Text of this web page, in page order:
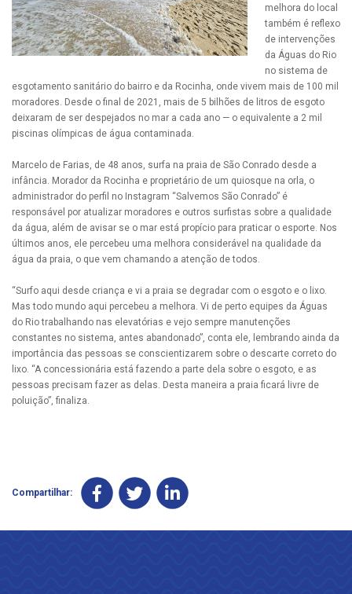
melhora do local
também é reflexo
de intervenções
da Águas do Rio
no sistema de
esgotamento sanitário do bairro e da Rocinha, onde vivem mais de 100 mil
moradores. Desde o final de 2021, mais de 5 bilhões de litros de esgoto
deixaram de ser despejados no mar a cada ano — o equivalente a 2 mil
piscinas olímpicas de água contaminada.
Marcelo de Farias, de 48 anos, surfa na praia de São Conrado desde a
infância. Morador da Rocinha e proprietário de um quiosque na orla, o
administrador do perfil no Instagram “Salvemos São Conrado” é
responsável por atualizar moradores e outros surfistas sobre a qualidade
da água, além de avisar se o mar está propício para praticar o esporte. Nos
últimos anos, ele percebeu uma melhora considerável na qualidade da
água da praia, o que vem chamando a atenção de todos.
“Surfo aqui desde criança e vi a praia se degradar com o esgoto e o lixo.
Mas todo mundo aqui percebeu a melhora. Vi de perto equipes da Águas
do Rio trabalhando nas elevatórias e vejo sempre manutenções
constantes no sistema, antes abandonado”, conta ele, lembrando ainda da
importância das pessoas se conscientizarem sobre o descarte correto do
lixo. “A concessionária está fazendo a parte dela sobre o esgoto, e as
pessoas precisam fazer as delas. Desta maneira a praia ficará livre de
poluição”, finaliza.
Compartilhar: